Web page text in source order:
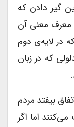
گیر دادن که
معنی آن
لایه‌ی دوم
که در زبان
بیفتد مردم
اما اگر